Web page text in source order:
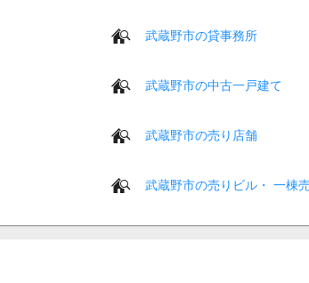
武蔵野市の貸事務所
武蔵野市の中古一戸建て
武蔵野市の売り店舗
武蔵野市の売りビル・ 一棟